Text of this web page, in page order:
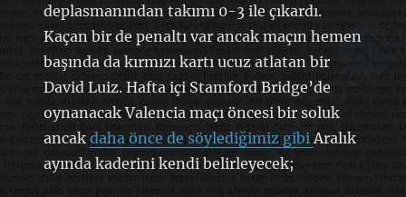
deplasmanından takımı 0-3 ile çıkardı.
Kaçan bir de penaltı var ancak maçın hemen
başında da kırmızı kartı ucuz atlatan bir
David Luiz. Hafta içi Stamford Bridge’de
oynanacak Valencia maçı öncesi bir soluk
ancak daha önce de söylediğimiz gibiAralık
ayında kaderini kendi belirleyecek;